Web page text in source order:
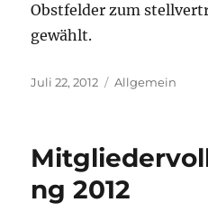
Obstfelder zum
gewählt.
Veröffentlicht
Juli 22, 2012 Kategorien
Allgemein
ng 2012